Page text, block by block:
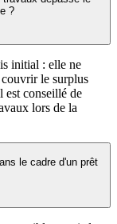
?
initial : elle ne
le surplus
est conseillé de
lors de la
le cadre d'un prêt